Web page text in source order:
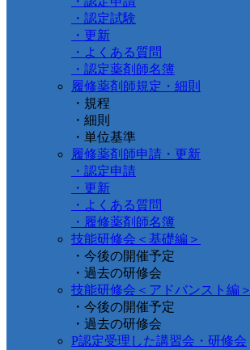
・認定試験
・更新
・よくある質問
・認定薬剤師名簿
履修薬剤師規定・細則
・規程
・細則
・単位基準
履修薬剤師申請・更新
・認定申請
・更新
・よくある質問
・履修薬剤師名簿
技能研修会＜基礎編＞
・今後の開催予定
・過去の研修会
技能研修会＜アドバンスト編＞
・今後の開催予定
・過去の研修会
P認定受理した講習会・研修会